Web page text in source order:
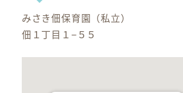
みさき佃保育園（私立）
佃１丁目１−５５